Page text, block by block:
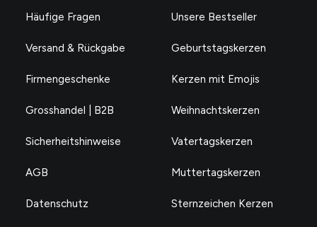
Häufige Fragen
Versand & Rückgabe
Firmengeschenke
Grosshandel | B2B
Sicherheitshinweise
AGB
Datenschutz
Unsere Bestseller
Geburtstagskerzen
Kerzen mit Emojis
Weihnachtskerzen
Vatertagskerzen
Muttertagskerzen
Sternzeichen Kerzen